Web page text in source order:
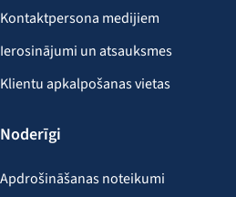
Kontaktpersona medijiem
Ierosinājumi un atsauksmes
Klientu apkalpošanas vietas
Noderīgi
Apdrošināšanas noteikumi